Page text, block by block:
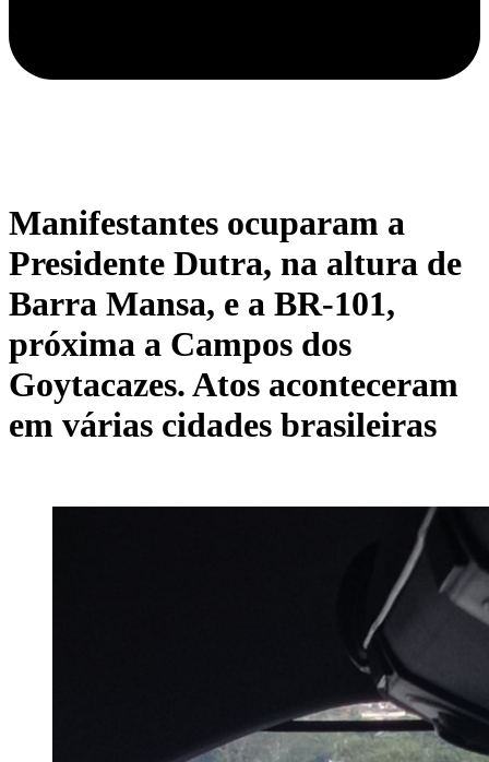
Manifestantes ocuparam a
Presidente Dutra, na altura de
Barra Mansa, e a BR-101,
próxima a Campos dos
Goytacazes. Atos aconteceram
em várias cidades brasileiras